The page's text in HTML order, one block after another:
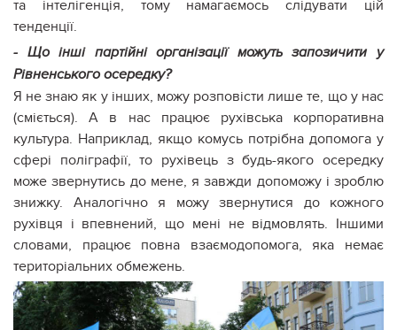
та інтелігенція, тому намагаємось слідувати цій
тенденції.
- Що інші партійні організації можуть запозичити у
Рівненського осередку?
Я не знаю як у інших, можу розповісти лише те, що у нас
(сміється). А в нас працює рухівська корпоративна
культура. Наприклад, якщо комусь потрібна допомога у
сфері поліграфії, то рухівець з будь-якого осередку
може звернутись до мене, я завжди допоможу і зроблю
знижку. Аналогічно я можу звернутися до кожного
рухівця і впевнений, що мені не відмовлять. Іншими
словами, працює повна взаємодопомога, яка немає
територіальних обмежень.